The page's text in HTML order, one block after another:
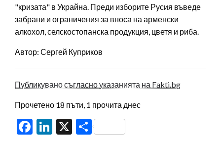
"кризата" в Украйна. Преди изборите Русия въведе
забрани и ограничения за вноса на арменски
алкохол, селскостопанска продукция, цветя и риба.
Автор: Сергей Куприков
Публикувано съгласно указанията на Fakti.bg
Прочетено 18 пъти, 1 прочита днес
Facebook
LinkedIn
X Share